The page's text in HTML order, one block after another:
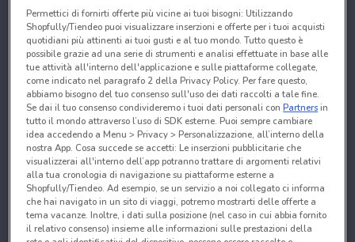
Permettici di fornirti offerte più vicine ai tuoi bisogni: Utilizzando
Shopfully/Tiendeo puoi visualizzare inserzioni e offerte per i tuoi acquisti
quotidiani più attinenti ai tuoi gusti e al tuo mondo. Tutto questo è
possibile grazie ad una serie di strumenti e analisi effettuate in base alle
tue attività all'interno dell'applicazione e sulle piattaforme collegate,
come indicato nel paragrafo 2 della Privacy Policy. Per fare questo,
abbiamo bisogno del tuo consenso sull'uso dei dati raccolti a tale fine.
Se dai il tuo consenso condivideremo i tuoi dati personali conPartnersin
tutto il mondo attraverso l’uso di SDK esterne. Puoi sempre cambiare
idea accedendo a Menu > Privacy > Personalizzazione, all’interno della
nostra App. Cosa succede se accetti: Le inserzioni pubblicitarie che
visualizzerai all'interno dell’app potranno trattare di argomenti relativi
alla tua cronologia di navigazione su piattaforme esterne a
Shopfully/Tiendeo. Ad esempio, se un servizio a noi collegato ci informa
che hai navigato in un sito di viaggi, potremo mostrarti delle offerte a
tema vacanze. Inoltre, i dati sulla posizione (nel caso in cui abbia fornito
il relativo consenso) insieme alle informazioni sulle prestazioni della